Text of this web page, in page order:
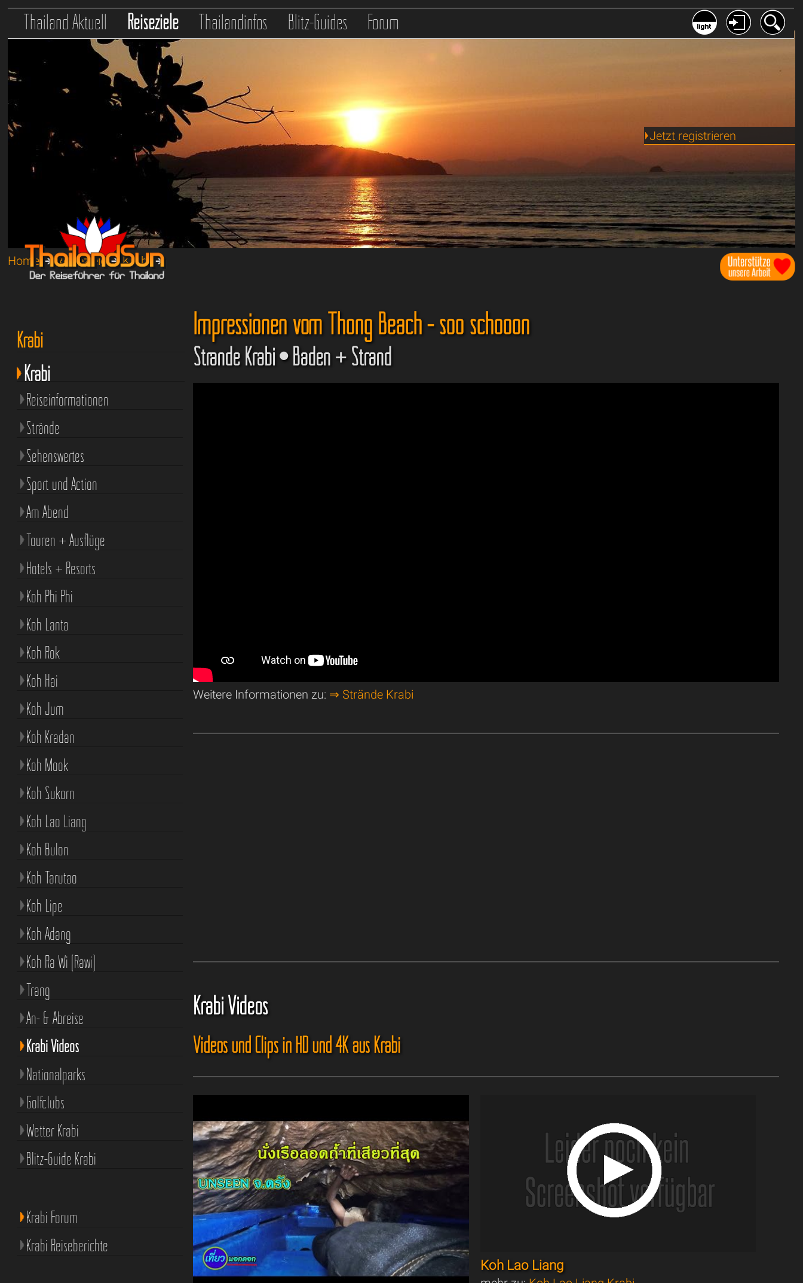
Thailand Aktuell Reiseziele Thailandinfos Blitz-Guides Forum
Jetzt registrieren
Home➔Reiseziele➔Krabi➔
Impressionen vom Thong Beach - soo schööön
Strände Krabi • Baden + Strand
Weitere Informationen zu: ⇒ Strände Krabi
Krabi Videos
Videos und Clips in HD und 4K aus Krabi
Koh Lao Liang
Krabi
Krabi
Reiseinformationen
Strände
Sehenswertes
Sport und Action
Am Abend
Touren + Ausflüge
Hotels + Resorts
Koh Phi Phi
Koh Lanta
Koh Rok
Koh Hai
Koh Jum
Koh Kradan
Koh Mook
Koh Sukorn
Koh Lao Liang
Koh Bulon
Koh Tarutao
Koh Lipe
Koh Adang
Koh Ra Wi (Rawi)
Trang
An- & Abreise
Krabi Videos
Nationalparks
Golfclubs
Wetter Krabi
Blitz-Guide Krabi
Krabi Forum
Krabi Reiseberichte